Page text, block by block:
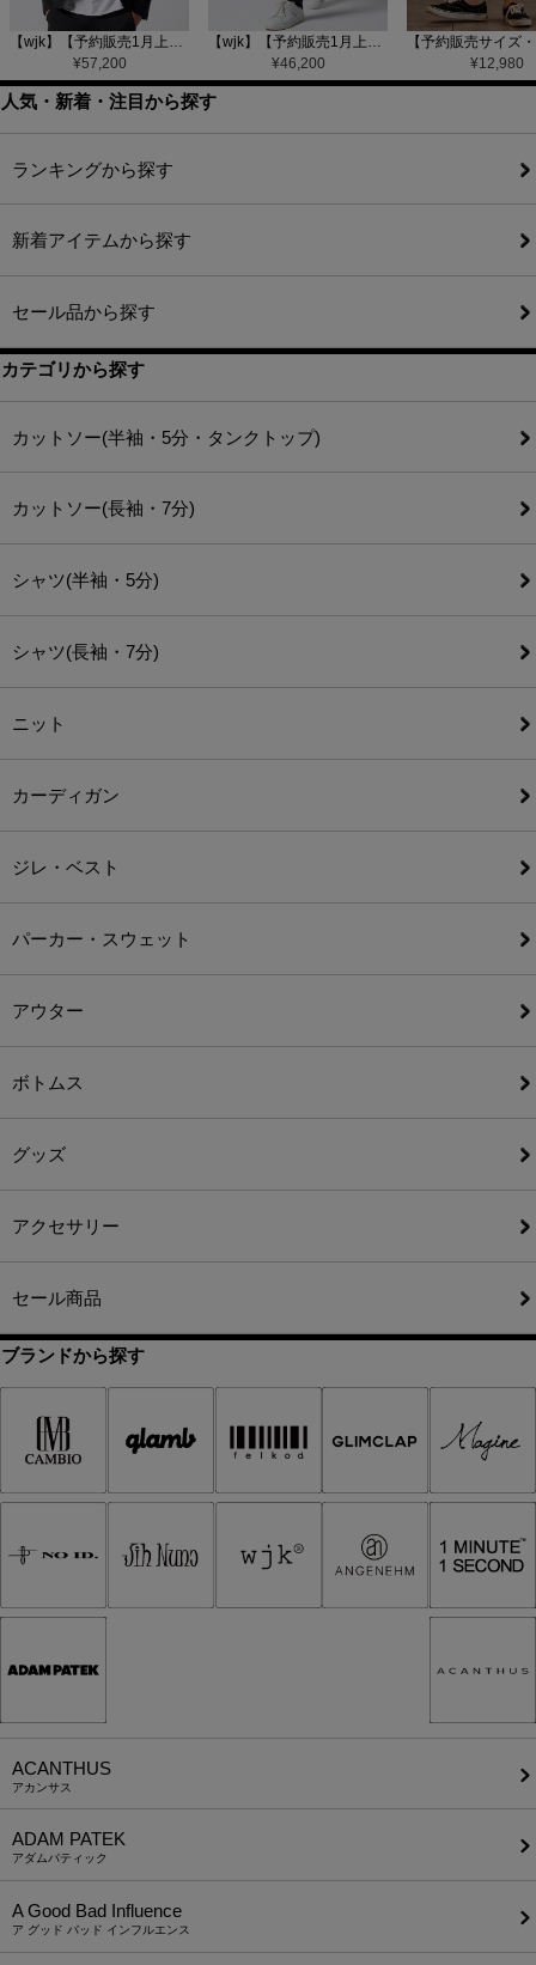
【wjk】【予約販売1月上旬～中旬入荷】function knit jacket(jacquard check) ニットジャケット(207 mw08j)
¥57,200
【wjk】【予約販売1月上旬～中旬入荷】function knit easy slacks(jacquard check) ニットイージーパンツ(504 mw08j)
¥46,200 ¥12,980
人気・新着・注目から探す
ランキングから探す
新着アイテムから探す
セール品から探す
カテゴリから探す
カットソー(半袖・5分・タンクトップ)
カットソー(長袖・7分)
シャツ(半袖・5分)
シャツ(長袖・7分)
ニット
カーディガン
ジレ・ベスト
パーカー・スウェット
アウター
ボトムス
グッズ
アクセサリー
セール商品
ブランドから探す
ACANTHUS
アカンサス
ADAM PATEK
アダムパティック
A Good Bad Influence
ア グッド バッド インフルエンス